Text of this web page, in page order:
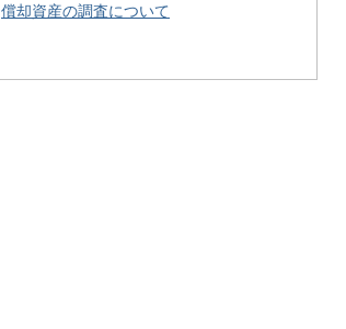
償却資産の調査について